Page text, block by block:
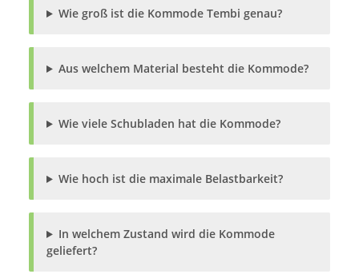
Wie groß ist die Kommode Tembi genau?
Aus welchem Material besteht die Kommode?
Wie viele Schubladen hat die Kommode?
Wie hoch ist die maximale Belastbarkeit?
In welchem Zustand wird die Kommode
geliefert?